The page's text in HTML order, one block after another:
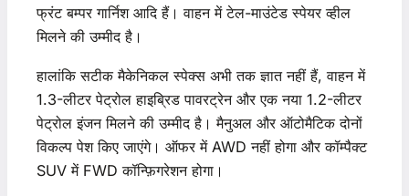
फ्रंट बम्पर गार्निश आदि हैं। वाहन में टेल-माउंटेड स्पेयर व्हील
मिलने की उम्मीद है।
हालांकि सटीक मैकेनिकल स्पेक्स अभी तक ज्ञात नहीं हैं, वाहन में
1.3-लीटर पेट्रोल हाइब्रिड पावरट्रेन और एक नया 1.2-लीटर
पेट्रोल इंजन मिलने की उम्मीद है। मैनुअल और ऑटोमैटिक दोनों
विकल्प पेश किए जाएंगे। ऑफर में AWD नहीं होगा और कॉम्पैक्ट
SUV में FWD कॉन्फ़िगरेशन होगा।